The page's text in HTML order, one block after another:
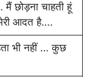
मैं छोड़ना चाहती हूं
आदत है….
भी नहीं … कुछ